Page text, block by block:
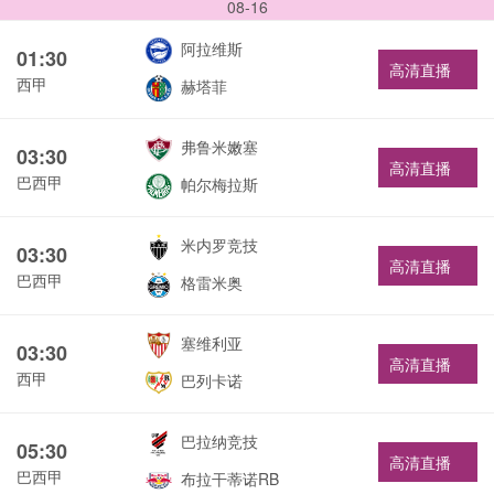
08-16
01:30
西甲
阿拉维斯
赫塔菲
高清直播
03:30
巴西甲
弗鲁米嫩塞
帕尔梅拉斯
高清直播
03:30
巴西甲
米内罗竞技
格雷米奥
高清直播
03:30
西甲
塞维利亚
巴列卡诺
高清直播
05:30
巴西甲
巴拉纳竞技
布拉干蒂诺RB
高清直播